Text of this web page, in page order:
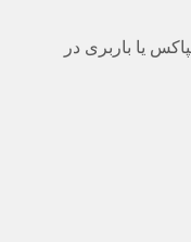
یا باربری در